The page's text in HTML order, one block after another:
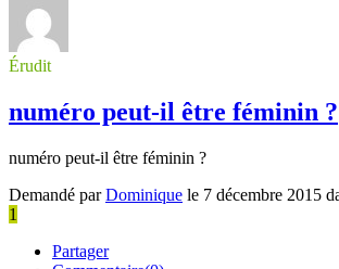
Érudit
numéro peut-il être féminin ?
numéro peut-il être féminin ?
Demandé parDominique le 7 décembre 2015
1
Partager